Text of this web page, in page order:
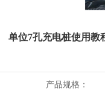
单位7孔充电桩使用教
产品规格：